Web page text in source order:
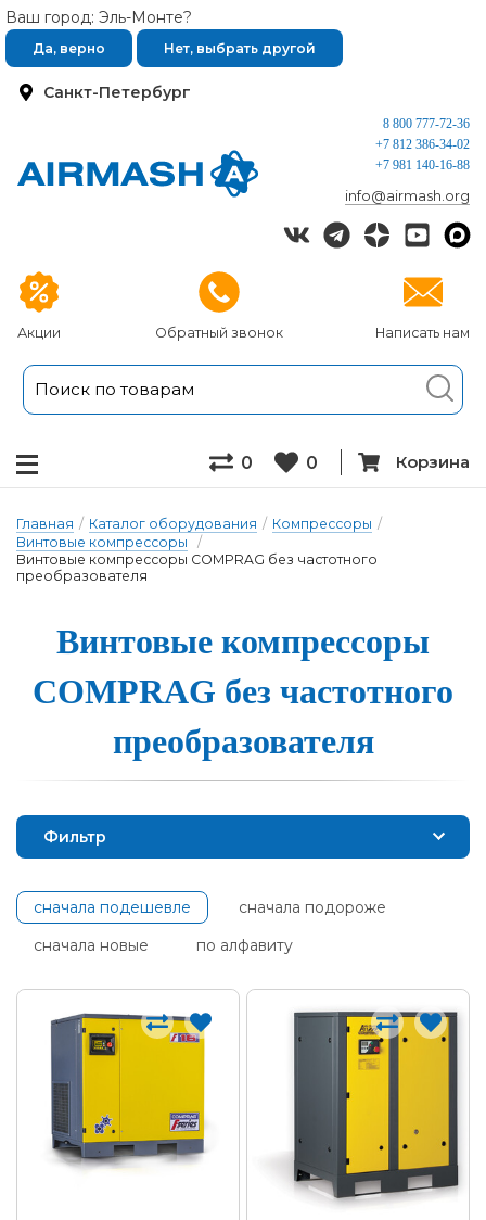
Санкт-Петербург
Ваш город: Эль-Монте?
Да, верно Нет, выбрать другой
Акции Обратный звонок Написать нам
8 800 777-72-36
+7 812 386-34-02
+7 981 140-16-88
info@airmash.org
0 0 Корзина
Главная / Каталог оборудования / Компрессоры /
Винтовые компрессоры
/
Винтовые компрессоры COMPRAG без частотного
преобразователя
Винтовые ком­прес­со­ры
COMPRAG без час­тотно­го
пре­об­ра­зо­ва­те­ля
Фильтр
сначала подешевле
сначала подороже
сначала новые
по алфавиту